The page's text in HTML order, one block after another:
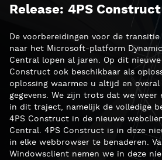
Release: 4PS
De voorbereidingen voor de
naar het Microsoft-platform
Central lopen al jaren. Op dit
Construct ook beschikbaar als
oplossing waarmee u altijd en
gegevens. We zijn trots dat we weer
in dit traject, namelijk de volledige
4PS Construct in de nieuwe
Central. 4PS Construct is in deze
in elke webbrowser te benaderen.
Windowsclient nemen we in deze